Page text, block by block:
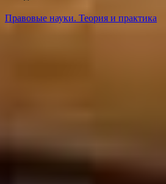
Правовые науки. Теория и практика